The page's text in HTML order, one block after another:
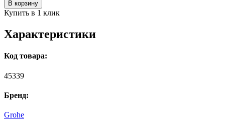
В корзину
Купить в 1 клик
Характеристики
Код товара:
45339
Бренд:
Grohe